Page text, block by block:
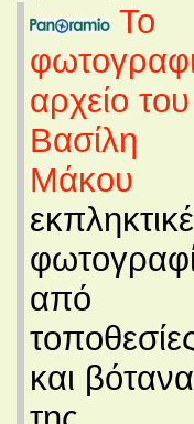
Το
αρχείο του
Βασίλη
Μάκου
από
και βότανα